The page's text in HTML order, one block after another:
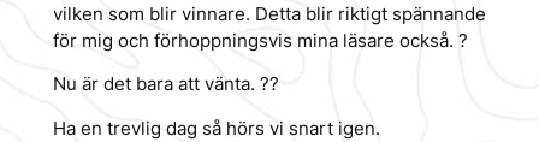
vilken som blir vinnare. Detta blir riktigt spännande
för mig och förhoppningsvis mina läsare också. ?
Nu är det bara att vänta. ?‍?
Ha en trevlig dag så hörs vi snart igen.